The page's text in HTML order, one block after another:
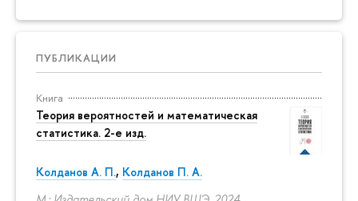
ПУБЛИКАЦИИ
Книга
Теория вероятностей и математическая
статистика. 2-е изд.
Колданов А. П., Колданов П. А.